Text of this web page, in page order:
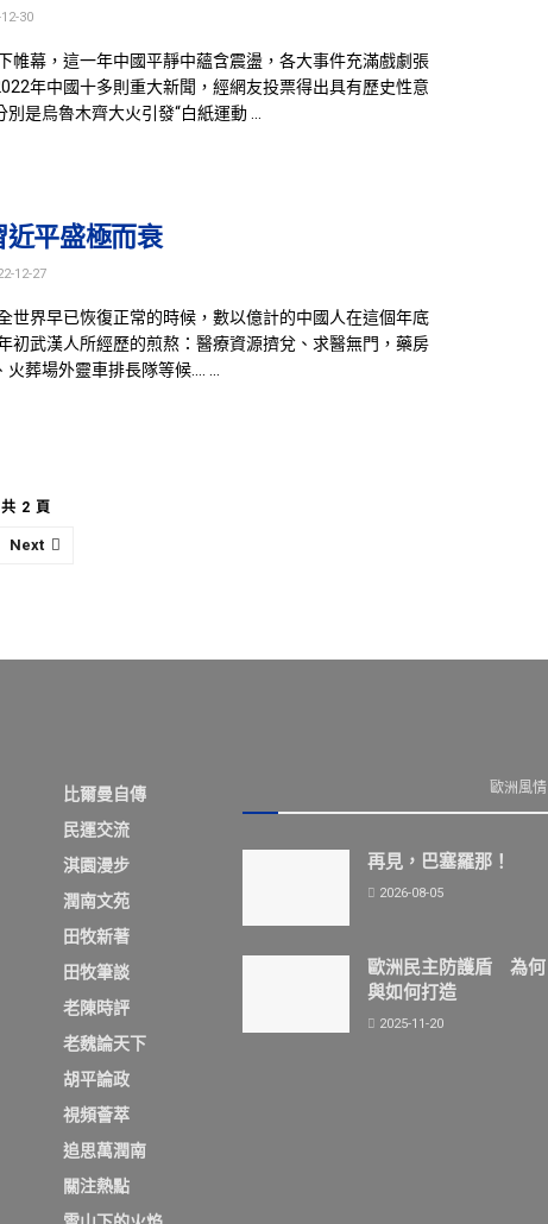
30
帷幕，這一年中國平靜中蘊含震盪，各大事件充滿戲劇張
年中國十多則重大新聞，經網友投票得出具有歷史性意
是烏魯木齊大火引發“白紙運動 ...
近平盛極而衰
12-27
世界早已恢復正常的時候，數以億計的中國人在這個年底
初武漢人所經歷的煎熬：醫療資源擠兌、求醫無門，藥房
葬場外靈車排長隊等候.... ...
2 頁
Next
比爾曼自傳
民運交流
淇園漫步
潤南文苑
田牧新著
田牧筆談
老陳時評
老魏論天下
胡平論政
視頻薈萃
追思萬潤南
關注熱點
歐洲風情
再見，巴塞羅那！
2026-08-05
歐洲民主防護盾 為何
與如何打造
2025-11-20